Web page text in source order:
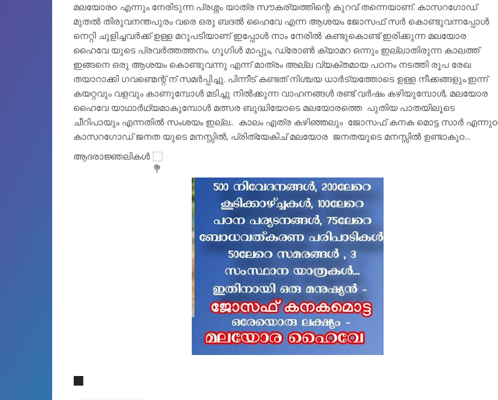
മലയോരo എന്നും നേരിടുന്ന പ്രശ്നം യാത്ര സൗകര്യത്തിന്റെ കുറവ് തന്നെയാണ്. കാസറഗോഡ്
മുതൽ തിരുവനന്തപുരം വരെ ഒരു ബദൽ ഹൈവേ എന്ന ആശയം ജോസഫ് സർ കൊണ്ടുവന്നപ്പോൾ
നെറ്റി ചുളിച്ചവർക്ക് ഉള്ള മറുപടിയാണ് ഇപ്പോൾ നാം നേരിൽ കണ്ടുകൊണ്ട് ഇരിക്കുന്ന മലയോര
ഹൈവേ യുടെ പ്രവർത്തത്തനം. ഗൂഗിൾ മാപ്പും, ഡ്രോൺ ക്യാമറ ഒന്നും ഇല്ലാതിരുന്ന കാലത്ത്
ഇങ്ങനെ ഒരു ആശയം കൊണ്ടുവന്നു എന്ന് മാത്രം അല്ല വ്യക്തമായ പഠനം നടത്തി രൂപ രേഖ
തയാറാക്കി ഗവണ്മെന്റ് ന് സമർപ്പിച്ചു. പിന്നീട് കണ്ടത് നിശ്ചയ ധാർട്യത്തോടെ ഉള്ള നീക്കങ്ങളും.ഇന്ന്
കയറ്റവും വളവും കാണുമ്പോൾ മടിച്ചു നിൽക്കുന്ന വാഹനങ്ങൾ രണ്ട് വർഷം കഴിയുമ്പോൾ, മലയോര
ഹൈവേ യാഥാർഥ്യമാകുമ്പോൾ മത്സര ബുദ്ധിയോടെ മലയോരത്തെ  പുതിയ പാതയിലൂടെ
ചീറിപായും എന്നതിൽ സംശയം ഇല്ല..  കാലം എത്ര കഴിഞ്ഞലും  ജോസഫ് കനക മൊട്ട സാർ എന്നുo
കാസറഗോഡ് ജനത യുടെ മനസ്സിൽ, പ്രിത്യേകിച് മലയോര  ജനതയുടെ മനസ്സിൽ ഉണ്ടാകുo...
ആദരാജ്ഞലികൾ